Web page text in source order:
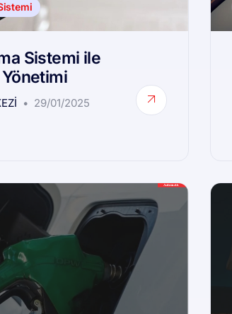
Sistemi ile
29/01/2025